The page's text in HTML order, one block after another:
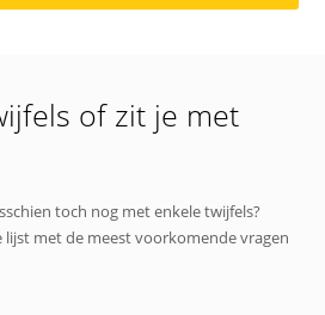
of zit je met
toch nog met enkele twijfels?
lijst met de meest voorkomende vragen